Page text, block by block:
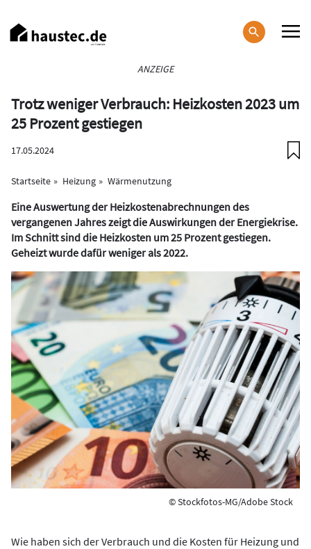
zum
Inhalt
ANZEIGE
Trotz weniger Verbrauch: Heizkosten 2023 um
25 Prozent gestiegen
17.05.2024
Startseite Heizung Wärmenutzung
Eine Auswertung der Heizkostenabrechnungen des
vergangenen Jahres zeigt die Auswirkungen der Energiekrise.
Im Schnitt sind die Heizkosten um 25 Prozent gestiegen.
Geheizt wurde dafür weniger als 2022.
© Stockfotos-MG/Adobe Stock
Wie haben sich der Verbrauch und die Kosten für Heizung und